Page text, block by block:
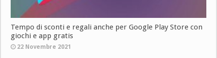
Tempo di sconti e regali anche per Google Play Store con
giochi e app gratis
22 Novembre 2021